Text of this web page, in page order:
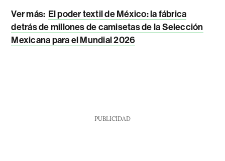
Ver más: El poder textil de México: la fábrica
detrás de millones de camisetas de la Selección
Mexicana para el Mundial 2026
PUBLICIDAD